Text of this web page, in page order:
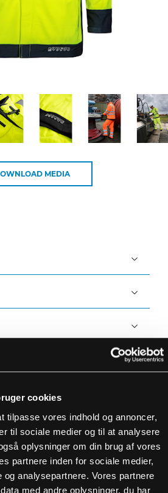
cookies
tilpasse vores indhold og annoncer,
til sociale medier og til at analysere
oplysninger om din brug af vores
partnere inden for sociale medier,
og analysepartnere. Vores partnere
med andre oplysninger, du har
MEDIA
1% Antistatisk, 360 g/m²
24h
velcrolukning
med lynlås
med velcro
LR20471-53/03